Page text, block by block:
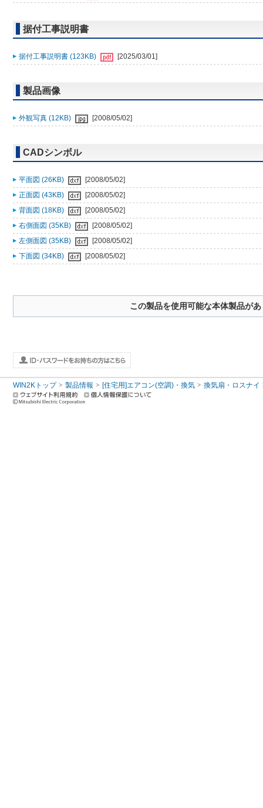
据付工事説明書
据付工事説明書 (123KB) [2025/03/01]
製品画像
外観写真 (12KB) [2008/05/02]
CADシンボル
平面図 (26KB)
[2008/05/02]
正面図 (43KB)
[2008/05/02]
背面図 (18KB)
[2008/05/02]
右側面図 (35KB)
[2008/05/02]
左側面図 (35KB)
[2008/05/02]
下面図 (34KB)
[2008/05/02]
この製品を使用可能な本体製品が
WIN2Kトップ 製品情報 [住宅用]エアコン(空調)・換気 換気扇・ロスナイ